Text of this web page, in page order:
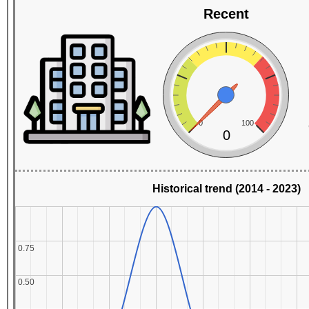
Recent
0 100
0
Historical trend (2014 - 2023)
0.50
0.50
0.75
0.75